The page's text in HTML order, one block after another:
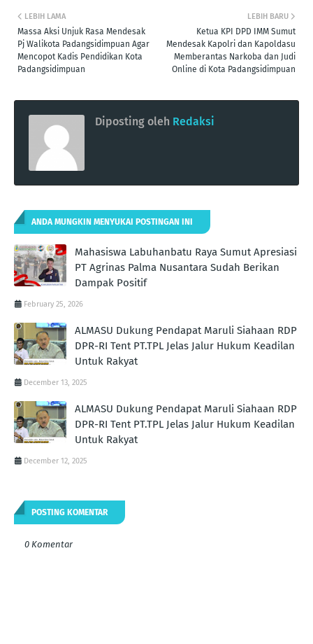
LEBIH BARU
Ketua KPI DPD IMM Sumut
Mendesak Kapolri dan Kapoldasu
Memberantas Narkoba dan Judi
Online di Kota Padangsidimpuan
LEBIH LAMA
Massa Aksi Unjuk Rasa Mendesak
Pj Walikota Padangsidimpuan Agar
Mencopot Kadis Pendidikan Kota
Padangsidimpuan
Diposting oleh Redaksi
ANDA MUNGKIN MENYUKAI POSTINGAN INI
Mahasiswa Labuhanbatu Raya Sumut Apresiasi
PT Agrinas Palma Nusantara Sudah Berikan
Dampak Positif
February 25, 2026
ALMASU Dukung Pendapat Maruli Siahaan RDP
DPR-RI Tent PT.TPL Jelas Jalur Hukum Keadilan
Untuk Rakyat
December 13, 2025
ALMASU Dukung Pendapat Maruli Siahaan RDP
DPR-RI Tent PT.TPL Jelas Jalur Hukum Keadilan
Untuk Rakyat
December 12, 2025
POSTING KOMENTAR
0 Komentar